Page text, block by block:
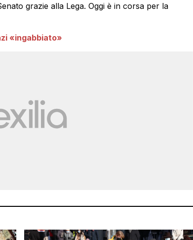
grazie alla Lega. Oggi è in corsa per la
«ingabbiato»